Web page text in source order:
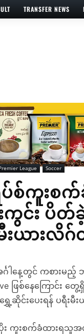
TRANSFER NEWS
League Soccer
ပ်စ်ကူးစ
ကွင်း ပိတ်
းယားလိ
နေ့တွင် ကစားမည့်
ဖြစ်နေကြောင်း
င်းပေးရန် ပရီးမီး
ကူးစက်ခံထားရသူအ